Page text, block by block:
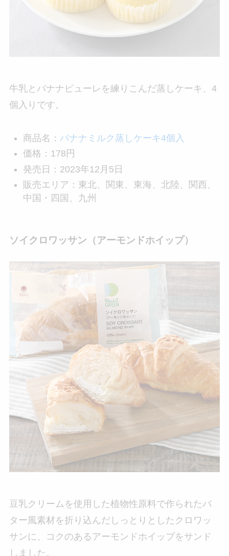
牛乳とバナナピューレを練りこんだ蒸しケーキ、4
個入りです。
商品名： バナナミルク蒸しケーキ4個入
価格：178円
発売日：2023年12月5日
販売エリア：東北、関東、東海、北陸、関西、
中国・四国、九州
ソイクロワッサン（アーモンドホイップ）
豆乳クリームを使用した植物性原料で作られたバ
ター風素材を折り込んだしっとりとしたクロワッ
サンに、コクのあるアーモンドホイップをサンド
しました。